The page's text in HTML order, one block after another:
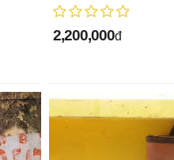
2,200,000đ